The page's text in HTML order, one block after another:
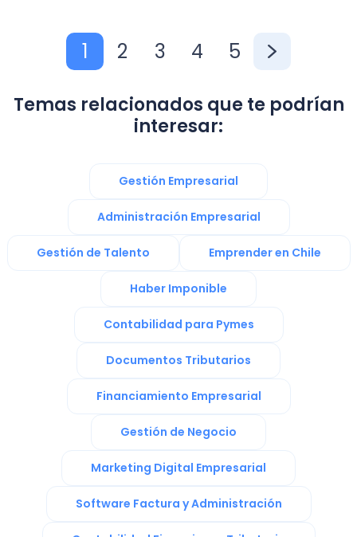
1 2 3 4 5
Temas relacionados que te podrían
interesar:
Gestión Empresarial
Administración Empresarial
Gestión de Talento Emprender en Chile
Haber Imponible
Contabilidad para Pymes
Documentos Tributarios
Financiamiento Empresarial
Gestión de Negocio
Marketing Digital Empresarial
Software Factura y Administración